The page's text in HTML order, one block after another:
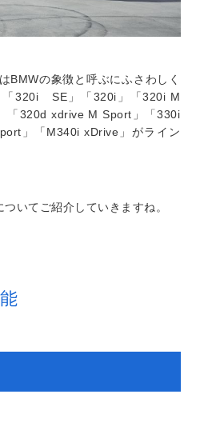
BMWの象徴と呼ぶにふさわしく
「320i SE」「320i」「320i M
「320d xdrive M Sport」「330i
」「M340i xDrive」がライン
いてご紹介していきますね。